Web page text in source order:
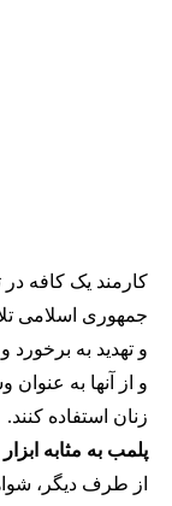
کارمند یک کافه در
جمهوری اسلامی
و تهدید به برخورد
و از آنها به
زنان استفاده کنند.
پلمب به مثابه
از طرف دیگر،